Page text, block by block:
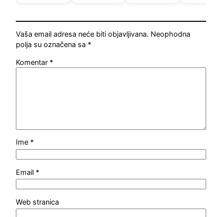
Vaša email adresa neće biti objavljivana. Neophodna
polja su označena sa *
Komentar *
Ime *
Email *
Web stranica